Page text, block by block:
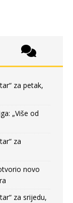
za petak,
„Više od
za
novo
za srijedu,